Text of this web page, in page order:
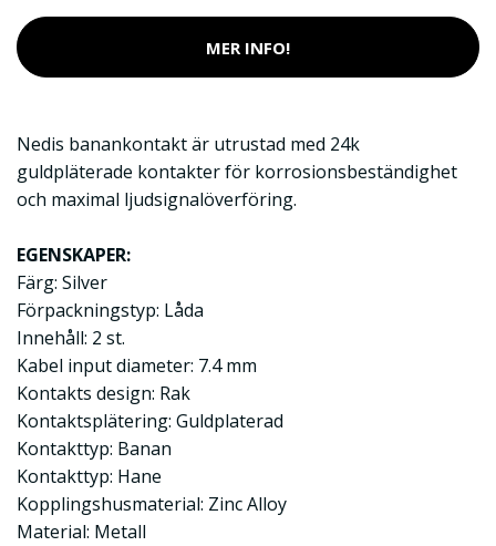
MER INFO!
Nedis banankontakt är utrustad med 24k
guldpläterade kontakter för korrosionsbeständighet
och maximal ljudsignalöverföring.
EGENSKAPER:
Färg: Silver
Förpackningstyp: Låda
Innehåll: 2 st.
Kabel input diameter: 7.4 mm
Kontakts design: Rak
Kontaktsplätering: Guldplaterad
Kontakttyp: Banan
Kontakttyp: Hane
Kopplingshusmaterial: Zinc Alloy
Material: Metall